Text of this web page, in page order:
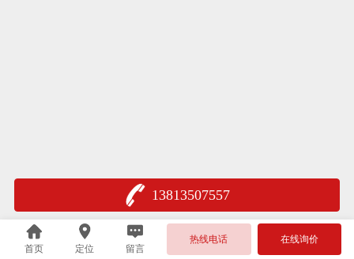
13813507557
首页 定位 留言
热线电话 在线询价